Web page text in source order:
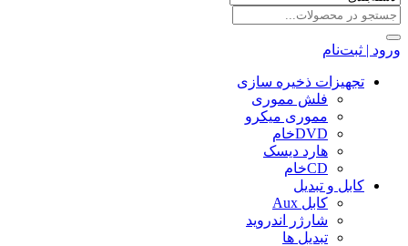
ورود | ثبت‌نام
تجهیزات ذخیره سازی
فلش مموری
مموری میکرو
DVDخام
هارد دیسک
CDخام
کابل و تبدیل
کابل Aux
شارژر اندروید
تبدیل ها